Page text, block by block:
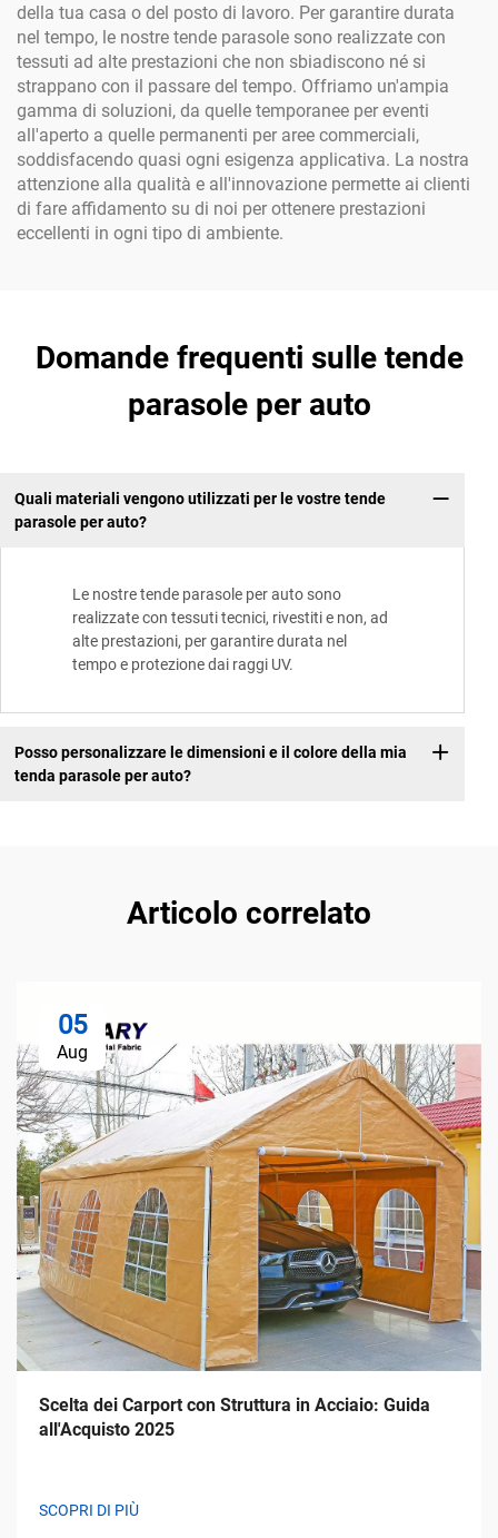
della tua casa o del posto di lavoro. Per garantire durata
nel tempo, le nostre tende parasole sono realizzate con
tessuti ad alte prestazioni che non sbiadiscono né si
strappano con il passare del tempo. Offriamo un'ampia
gamma di soluzioni, da quelle temporanee per eventi
all'aperto a quelle permanenti per aree commerciali,
soddisfacendo quasi ogni esigenza applicativa. La nostra
attenzione alla qualità e all'innovazione permette ai clienti
di fare affidamento su di noi per ottenere prestazioni
eccellenti in ogni tipo di ambiente.
Domande frequenti sulle tende
parasole per auto
Quali materiali vengono utilizzati per le vostre tende
parasole per auto?
Le nostre tende parasole per auto sono
realizzate con tessuti tecnici, rivestiti e non, ad
alte prestazioni, per garantire durata nel
tempo e protezione dai raggi UV.
Posso personalizzare le dimensioni e il colore della mia
tenda parasole per auto?
Articolo correlato
05
Aug
Scelta dei Carport con Struttura in Acciaio: Guida
all'Acquisto 2025
SCOPRI DI PIÙ